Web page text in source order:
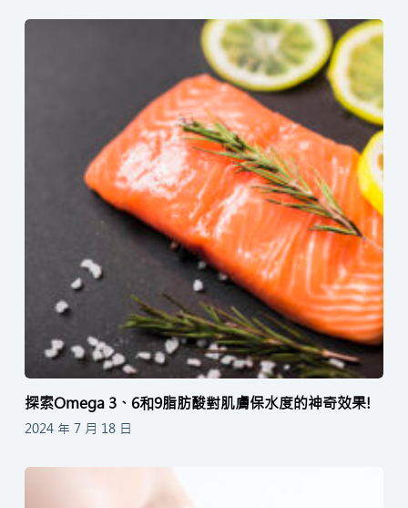
探索Omega 3、6和9脂肪酸對肌膚保水度的神奇效果!
2024 年 7 月 18 日